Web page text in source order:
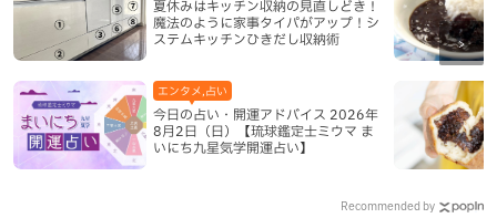
夏休みはキッチン収納の見直しどき！
魔法のように家事タイパがアップ！シ
ステムキッチンひきだし収納術
今日の占い・開運アドバイス 2026年
8月2日（日）【琉球鑑定士ミウマ ま
いにち九星気学開運占い】
エンタメ,占い
Recommended by